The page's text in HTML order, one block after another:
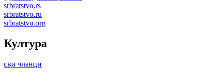
srbratstvo.rs
srbratstvo.ru
srbratstvo.org
Култура
сви чланци